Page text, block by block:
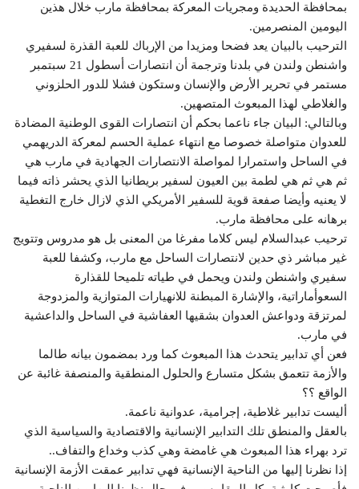
بمحافظة الحديدة ومجريات المعركة بمحافظة مارب خلال هذين
اليومين المنصرمين.
الترحيب بالبيان يعد فضحا ومزيدا من الإرباك للعبة القذرة لسفيري
واشنطن ولندن في بلدنا وترجمة أن انتصارات أسطول 21 سبتمبر
مستمر في تحرير الأرض والإنسان وستكون فشلا للدور الحلزوني
والغلاطي لهذا المبعوث المتصهين.
وبالتالي: البيان جاء ناعما بحكم أن انتصارات القوى الوطنية المضادة
للعدوان متواصلة خصوصا مع انتهاء عملية الحسم لمعركة الدريهمي
في الساحل واستمرارا لمواصلة الانتصارات الجهادية في مارب هي
ثم هي ثم هي لطمة بين العيون لسفير بريطانيا الذي يحشر ذاته فيما
لا يعنيه وأيضا صفعة قوية للسفير الأمريكي الذي لازال خارج التغطية
برهانه على محافظة مارب.
ترحيب عبدالسلام ليس كلاما مفرغا من المعنى بل هو مدروس وتتويج
غير مباشر ذي حدين لانتصارات الساحل مع مارب، وكشفا للعبة
سفيري واشنطن ولندن ويحمل في طياته تلميحا للقذارة
السعوأماراتية، والإشارة المبطنة للانهيارات المتوازية والمزدوجة
لمرتزقة ودواعش العدوان بشقيها العفاشية في الساحل والداعشية
في مارب.
فعن أي تدابير يتحدث هذا المبعوث كما ورد بمضمون بيانه طالما
والأزمة تتعمق بشكل متسارع والحلول المنطقية والمنصفة غائبة عن
الواقع ؟؟
أليست تدابير غلاطية، إجرامية، عدوانية ناعمة.
بالعقل والمنطق تلك التدابير الإنسانية والاقتصادية والسياسية الذي
ترد بهراء هذا المبعوث هي غامضة وهي كذب وخداع والتفاف..
إذا نظرنا إليها من الناحية الإنسانية فهي تدابير عمقت الأزمة الإنسانية